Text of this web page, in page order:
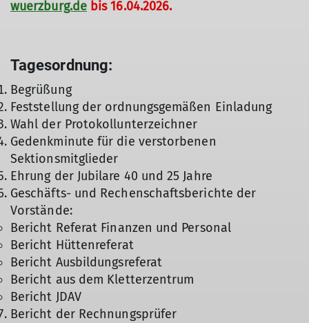
wuerzburg.debis 16.04.2026.
Tagesordnung:
Begrüßung
Feststellung der ordnungsgemäßen Einladung
Wahl der Protokollunterzeichner
Gedenkminute für die verstorbenen
Sektionsmitglieder
Ehrung der Jubilare 40 und 25 Jahre
Geschäfts- und Rechenschaftsberichte der
Vorstände:
Bericht Referat Finanzen und Personal
Bericht Hüttenreferat
Bericht Ausbildungsreferat
Bericht aus dem Kletterzentrum
Bericht JDAV
Bericht der Rechnungsprüfer